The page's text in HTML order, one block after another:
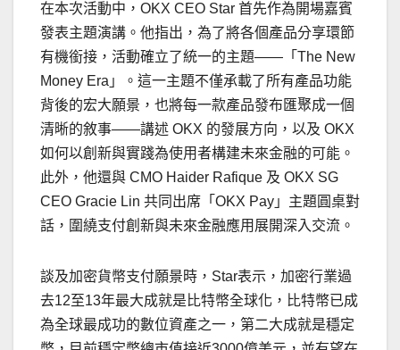
在本次活動中，OKX CEO Star 首先作為開場嘉賓
發表主題演講。他指出，為了將各個產品分享環節
有機銜接，活動確立了統一的主題——「The New
Money Era」。這一主題不僅承載了所有產品功能
背後的宏大願景，也將每一款產品發布匯聚成一個
清晰的敘事——講述 OKX 的發展方向，以及 OKX
如何以創新與實踐為使用者構建未來金融的可能。
此外，他還與 CMO Haider Rafique 及 OKX SG
CEO Gracie Lin 共同出席「OKX Pay」主題圓桌對
話，圍繞支付創新與未來金融應用展開深入交流。
談及加密貨幣支付願景時，Star表示，加密行業過
去12至13年最大成就是比特幣全球化，比特幣已成
為全球最成功的數位資產之一，第二大成就是穩定